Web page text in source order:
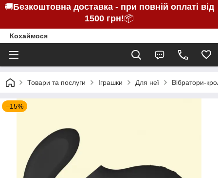
🚚Безкоштовна доставка - при повній оплаті від
1500 грн!📦
Кохаймося
Товари та послуги Іграшки Для неї Вібратори-
–15%